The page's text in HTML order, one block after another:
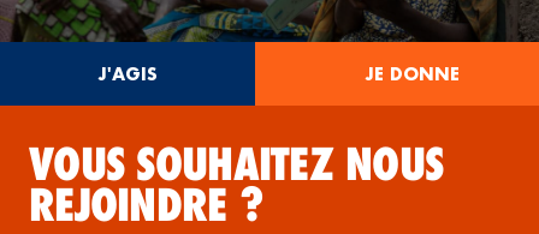
J'AGIS JE DONNE
VOUS SOUHAITEZ NOUS
REJOINDRE ?